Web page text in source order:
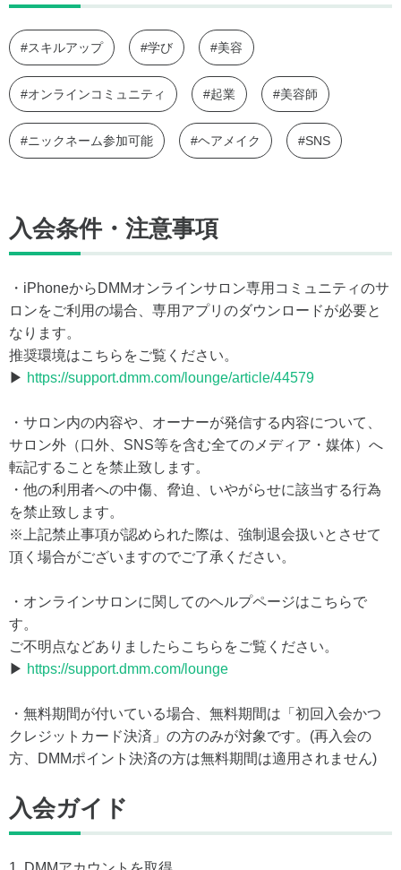
#スキルアップ #学び #美容
#オンラインコミュニティ #起業 #美容師
#ニックネーム参加可能 #ヘアメイク #SNS
入会条件・注意事項
・iPhoneからDMMオンラインサロン専用コミュニティのサ
ロンをご利用の場合、専用アプリのダウンロードが必要と
なります。
推奨環境はこちらをご覧ください。
▶ https://support.dmm.com/lounge/article/44579
・サロン内の内容や、オーナーが発信する内容について、
サロン外（口外、SNS等を含む全てのメディア・媒体）へ
転記することを禁止致します。
・他の利用者への中傷、脅迫、いやがらせに該当する行為
を禁止致します。
※上記禁止事項が認められた際は、強制退会扱いとさせて
頂く場合がございますのでご了承ください。
・オンラインサロンに関してのヘルプページはこちらで
す。
ご不明点などありましたらこちらをご覧ください。
▶ https://support.dmm.com/lounge
・無料期間が付いている場合、無料期間は「初回入会かつ
クレジットカード決済」の方のみが対象です。(再入会の
方、DMMポイント決済の方は無料期間は適用されません)
入会ガイド